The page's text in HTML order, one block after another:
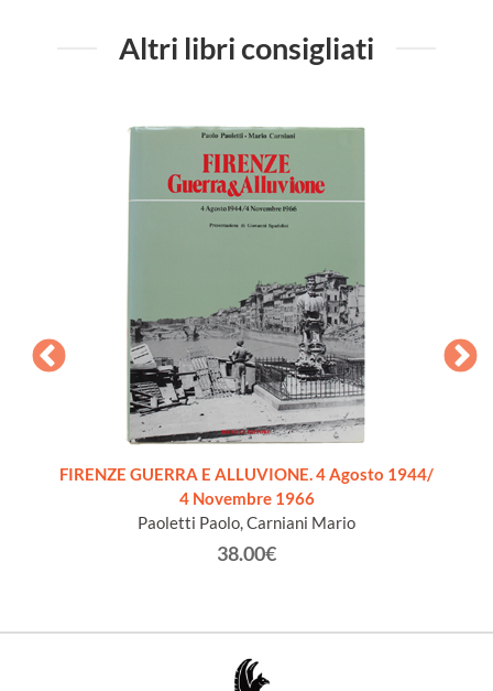
Altri libri consigliati
FIRENZE GUERRA E ALLUVIONE. 4 Agosto 1944/
4 Novembre 1966
Paoletti Paolo, Carniani Mario
38.00€